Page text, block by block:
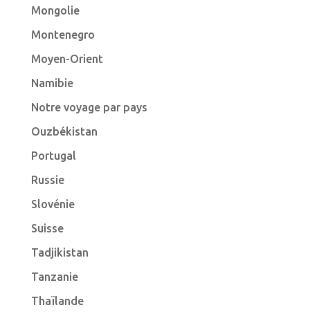
Mongolie
Montenegro
Moyen-Orient
Namibie
Notre voyage par pays
Ouzbékistan
Portugal
Russie
Slovénie
Suisse
Tadjikistan
Tanzanie
Thaïlande